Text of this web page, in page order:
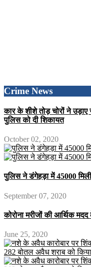
Crime News
कार के शीशे तोड़ चोरों ने
पुलिस को दी शिकायत
October 02, 2020
पुलिस ने डंगेहड़ा में 45000
September 07, 2020
कोरोना मरीजों की आर्थिक
June 25, 2020